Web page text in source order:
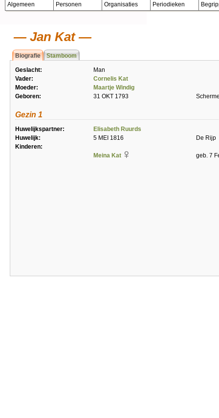
Algemeen Personen Organisaties Periodieken
Jan Kat
Biografie Stamboom
Geslacht:
Man
Vader:
Cornelis Kat
Moeder:
Maartje Windig
Geboren:
31 OKT 1793
Gezin 1
Huwelijkspartner:
Elisabeth Ruurds
Huwelijk:
5 MEI 1816
De Rijp
Kinderen:
Meina Kat
geb. 7